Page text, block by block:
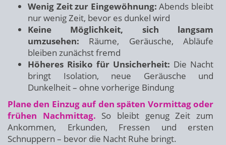
Wenig Zeit zur Eingewöhnung: Abends bleibt
nur wenig Zeit, bevor es dunkel wird
Keine Möglichkeit, sich langsam
umzusehen: Räume, Geräusche, Abläufe
bleiben zunächst fremd
Höheres Risiko für Unsicherheit: Die Nacht
bringt Isolation, neue Geräusche und
Dunkelheit – ohne vorherige Bindung
Plane den Einzug auf den späten Vormittag oder
frühen Nachmittag. So bleibt genug Zeit zum
Ankommen, Erkunden, Fressen und ersten
Schnuppern – bevor die Nacht Ruhe bringt.